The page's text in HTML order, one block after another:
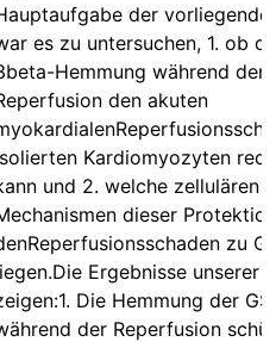
der
es zu untersuchen, 1. ob
Hemmung während der
den akuten
Kardiomyozyten
und 2. welche zellulären
dieser
zu
Ergebnisse unserer
Die Hemmung der
der Reperfusion